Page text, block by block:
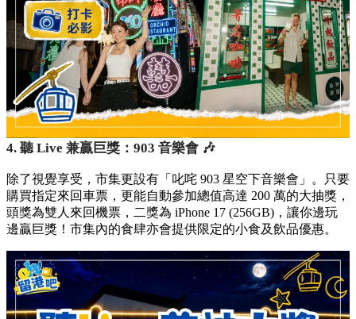
4. 聽 Live 兼贏巨獎：903 音樂會 🎶
除了視覺享受，市集更設有「叱咤 903 星空下音樂會」。只要
購買指定來回車票，更能自動參加總值高達 200 萬的大抽獎，
頭獎為雙人來回機票，二獎為 iPhone 17 (256GB)，讓你邊玩
邊贏巨獎！市集內的食肆亦會提供限定的小食及飲品優惠。